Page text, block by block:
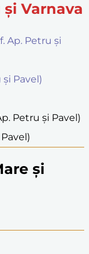
Varnava
Ap. Petru şi
Pavel)
Petru şi Pavel)
şi